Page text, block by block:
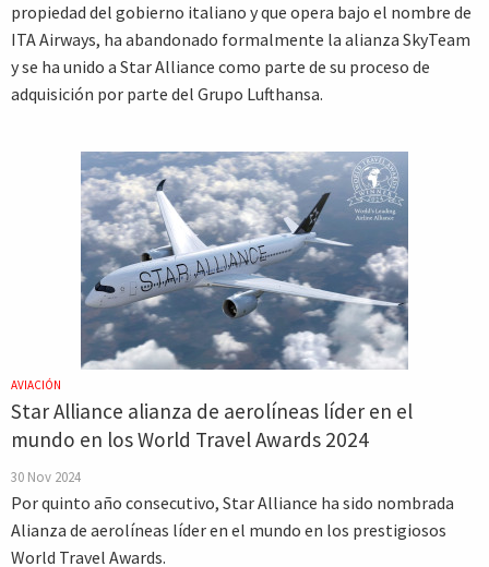
propiedad del gobierno italiano y que opera bajo el nombre de
ITA Airways, ha abandonado formalmente la alianza SkyTeam
y se ha unido a Star Alliance como parte de su proceso de
adquisición por parte del Grupo Lufthansa.
AVIACIÓN
Star Alliance alianza de aerolíneas líder en el
mundo en los World Travel Awards 2024
30 Nov 2024
Por quinto año consecutivo, Star Alliance ha sido nombrada
Alianza de aerolíneas líder en el mundo en los prestigiosos
World Travel Awards.